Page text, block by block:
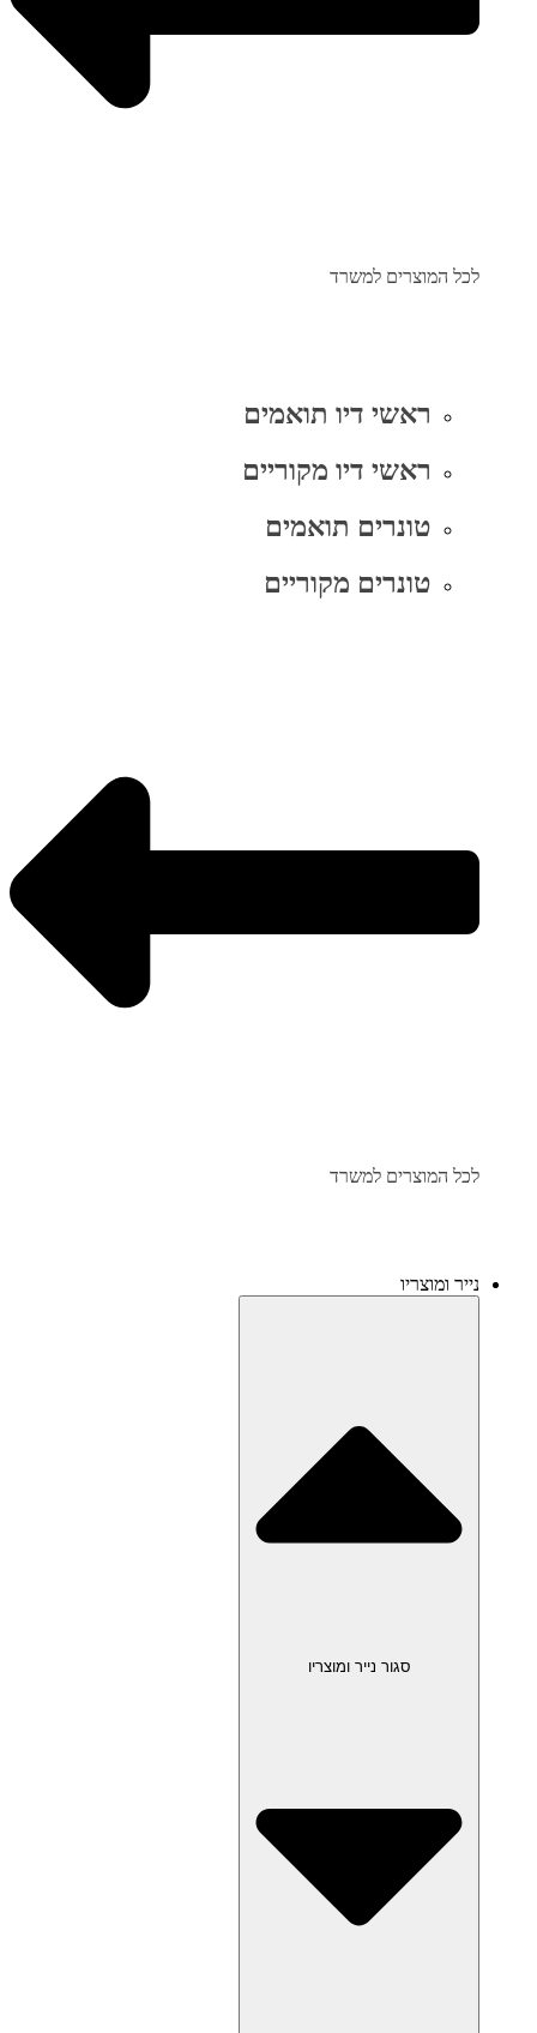
לכל המוצרים למשרד
ראשי דיו תואמים
ראשי דיו מקוריים
טונרים תואמים
טונרים מקוריים
לכל המוצרים למשרד
נייר ומוצריו
סגור נייר ומוצריו